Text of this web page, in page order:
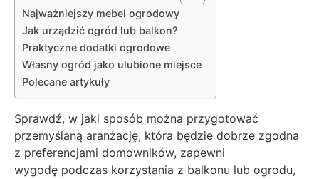
Najważniejszy mebel ogrodowy
Jak urządzić ogród lub balkon?
Praktyczne dodatki ogrodowe
Własny ogród jako ulubione miejsce
Polecane artykuły
Sprawdź, w jaki sposób można przygotować
przemyślaną aranżację, która będzie dobrze zgodna
z preferencjami domowników, zapewni
wygodę podczas korzystania z balkonu lub ogrodu,